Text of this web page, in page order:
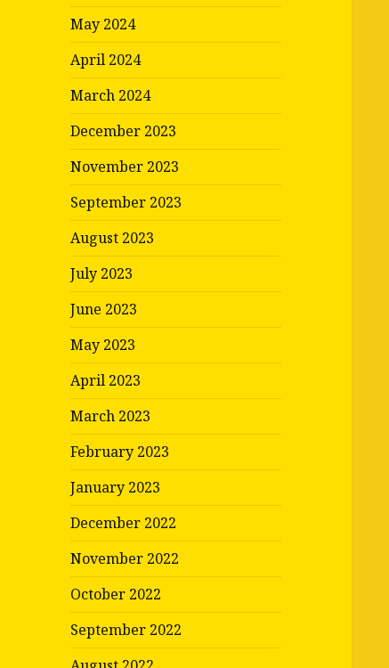
May 2024
April 2024
March 2024
December 2023
November 2023
September 2023
August 2023
July 2023
June 2023
May 2023
April 2023
March 2023
February 2023
January 2023
December 2022
November 2022
October 2022
September 2022